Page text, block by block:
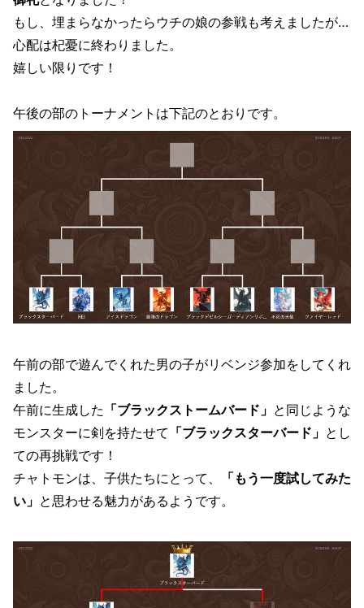
もし、埋まらなかったらウチの娘の参戦も考えましたが…
心配は杞憂に終わりました。
嬉しい限りです！
午後の部のトーナメントは下記のとおりです。
午前の部で遊んでくれた男の子がリベンジ参加をしてくれ
ました。
午前に生成した 「ブラックストームバード」 と同じような
モンスターに剣を持たせて 「ブラックスターバード」 とし
ての再挑戦です！
チャトモンは、子供たちにとって、
「もう一度試してみた
い」 と思わせる魅力があるようです。